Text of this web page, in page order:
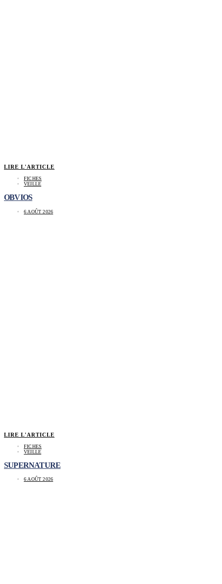
LIRE L'ARTICLE
FICHES
VEILLE
OBVIOS
6 AOÛT 2026
LIRE L'ARTICLE
FICHES
VEILLE
SUPERNATURE
6 AOÛT 2026